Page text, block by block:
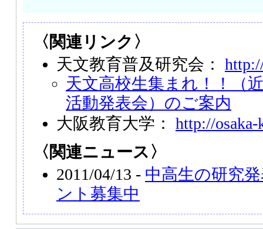
〈関連リンク〉
天文教育普及研究会：
天文高校生集まれ！！（
活動発表会）のご案内
大阪教育大学： http://
〈関連ニュース〉
2011/04/13 - 中高生の研究
ント募集中